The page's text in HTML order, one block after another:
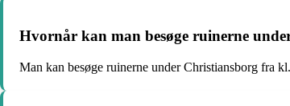
Hvornår kan man besøge ruinerne
Man kan besøge ruinerne under Christiansborg fra